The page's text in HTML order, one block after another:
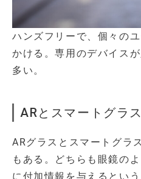
ハンズフリーで、個々の
かける。専用のデバイス
多い。
ARとスマートグラス
ARグラスとスマートグラ
もある。どちらも眼鏡の
に付加情報を与えるとい